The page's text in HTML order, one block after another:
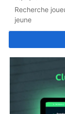
Recherche
jeune